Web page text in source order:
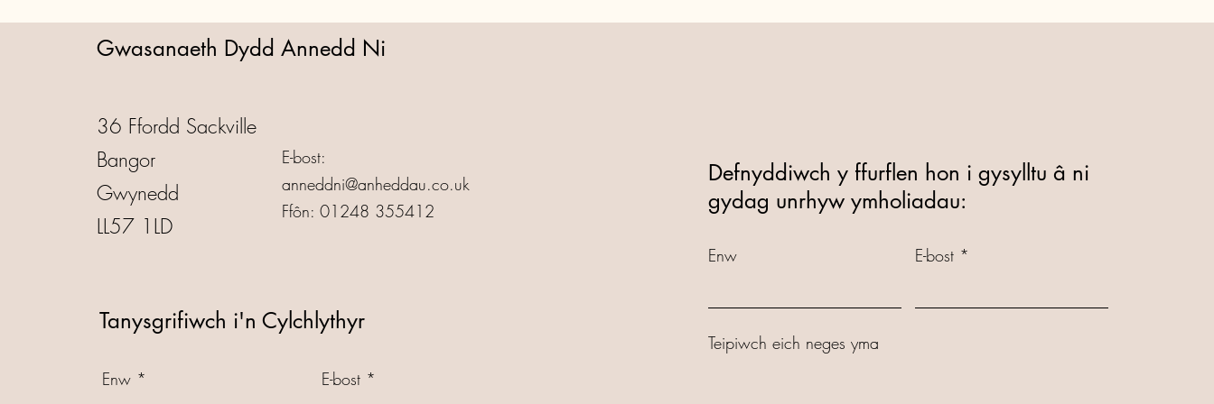
Gwasanaeth Dydd Annedd Ni
36 Ffordd Sackville
Bangor
Gwynedd
LL57 1LD
E-bost:
anneddni@anheddau.co.uk
Ffôn: 01248 355412
Tanysgrifiwch i'n Cylchlythyr
Enw E-bost
Defnyddiwch y ffurflen hon i gysylltu â ni
gydag unrhyw ymholiadau:
Enw E-bost
Teipiwch eich neges yma